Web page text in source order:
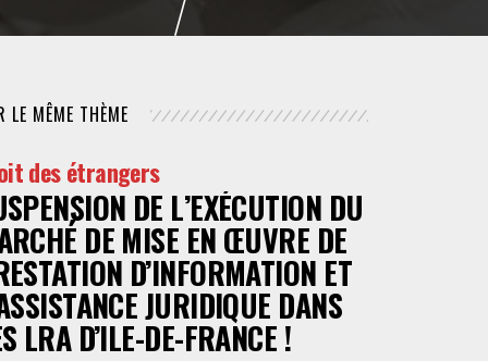
PROCÉDURE CIVILE
LE MÊME THÈME
des étrangers
DE L’EXÉCUTION DU
DE MISE EN ŒUVRE DE
D’INFORMATION ET
JURIDIQUE DANS
LRA D’ILE-DE-FRANCE !